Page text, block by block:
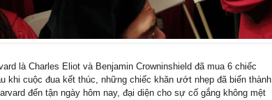
là Charles Eliot và Benjamin Crowninshield đã mua 6 chiếc
khi cuộc đua kết thúc, những chiếc khăn ướt nhẹp đã biến thành
đến tận ngày hôm nay, đại diện cho sự cố gắng không mệt